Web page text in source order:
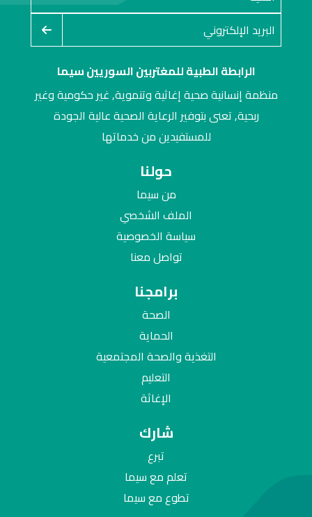
الرابطة الطبية للمغتربين السوريين سيما
منظمة إنسانية صحية إغاثية وتنموية, غير حكومية وغير
ربحية, تعنى بتوفير الرعاية الصحية عالية الجودة
للمستفيدين من خدماتها
حولنا
من سيما
الملف الشخصي
سياسة الخصوصية
تواصل معنا
برامجنا
الصحة
الحماية
التغذية والصحة المجتمعية
التعليم
الإغاثة
شارك
تبرع
تعلم مع سيما
تطوع مع سيما